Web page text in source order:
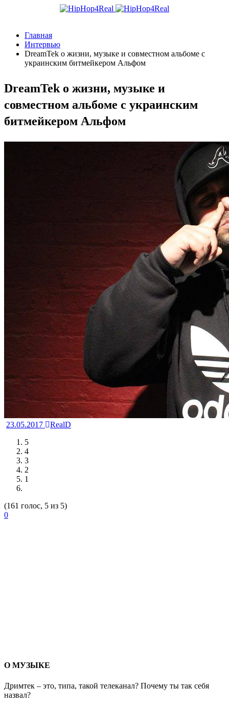
Главная
Интервью
DreamTek о жизни, музыке и совместном альбоме с
украинским битмейкером Альфом
DreamTek о жизни, музыке и
совместном альбоме с украинским
битмейкером Альфом
23.05.2017
RealD
5
4
3
2
1
(161 голос, 5 из 5)
0
О МУЗЫКЕ
Дримтек – это, типа, такой телеканал? Почему ты так себя
назвал?